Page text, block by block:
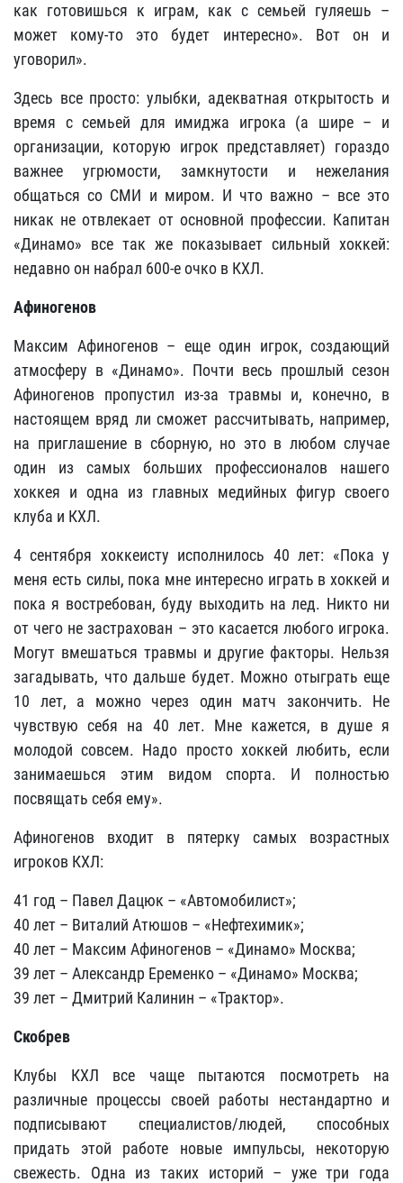
как готовишься к играм, как с семьей гуляешь –
может кому-то это будет интересно». Вот он и
уговорил».
Здесь все просто: улыбки, адекватная открытость и
время с семьей для имиджа игрока (а шире – и
организации, которую игрок представляет) гораздо
важнее угрюмости, замкнутости и нежелания
общаться со СМИ и миром. И что важно – все это
никак не отвлекает от основной профессии. Капитан
«Динамо» все так же показывает сильный хоккей:
недавно он набрал 600-е очко в КХЛ.
Афиногенов
Максим Афиногенов – еще один игрок, создающий
атмосферу в «Динамо». Почти весь прошлый сезон
Афиногенов пропустил из-за травмы и, конечно, в
настоящем вряд ли сможет рассчитывать, например,
на приглашение в сборную, но это в любом случае
один из самых больших профессионалов нашего
хоккея и одна из главных медийных фигур своего
клуба и КХЛ.
4 сентября хоккеисту исполнилось 40 лет: «Пока у
меня есть силы, пока мне интересно играть в хоккей и
пока я востребован, буду выходить на лед. Никто ни
от чего не застрахован – это касается любого игрока.
Могут вмешаться травмы и другие факторы. Нельзя
загадывать, что дальше будет. Можно отыграть еще
10 лет, а можно через один матч закончить. Не
чувствую себя на 40 лет. Мне кажется, в душе я
молодой совсем. Надо просто хоккей любить, если
занимаешься этим видом спорта. И полностью
посвящать себя ему».
Афиногенов входит в пятерку самых возрастных
игроков КХЛ:
41 год – Павел Дацюк – «Автомобилист»;
40 лет – Виталий Атюшов – «Нефтехимик»;
40 лет – Максим Афиногенов – «Динамо» Москва;
39 лет – Александр Еременко – «Динамо» Москва;
39 лет – Дмитрий Калинин – «Трактор».
Скобрев
Клубы КХЛ все чаще пытаются посмотреть на
различные процессы своей работы нестандартно и
подписывают специалистов/людей, способных
придать этой работе новые импульсы, некоторую
свежесть. Одна из таких историй – уже три года